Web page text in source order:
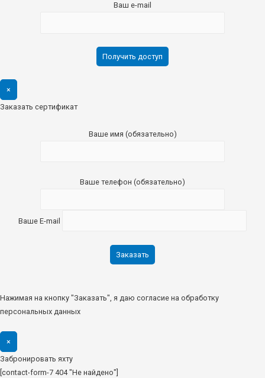
Ваш e-mail
×
Заказать сертификат
Ваше имя (обязательно)
Ваше телефон (обязательно)
Ваше E-mail
Нажимая на кнопку "Заказать", я даю согласие на обработку
персональных данных
×
Забронировать яхту
[contact-form-7 404 "Не найдено"]